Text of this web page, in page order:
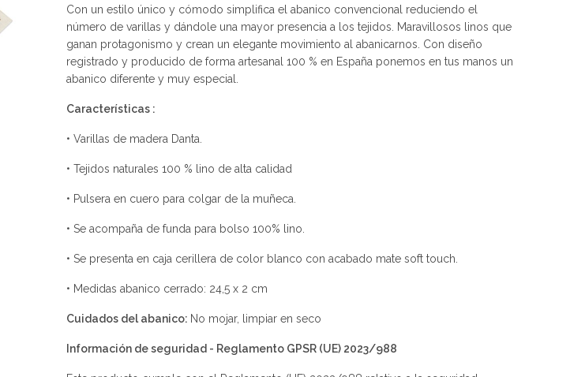
Con un estilo único y cómodo simplifica el abanico convencional reduciendo el
número de varillas y dándole una mayor presencia a los tejidos. Maravillosos linos que
ganan protagonismo y crean un elegante movimiento al abanicarnos. Con diseño
registrado y producido de forma artesanal 100 % en España ponemos en tus manos un
abanico diferente y muy especial.
Características :
• Varillas de madera Danta.
• Tejidos naturales 100 % lino de alta calidad
• Pulsera en cuero para colgar de la muñeca.
• Se acompaña de funda para bolso 100% lino.
• Se presenta en caja cerillera de color blanco con acabado mate soft touch.
• Medidas abanico cerrado: 24,5 x 2 cm
Cuidados del abanico: No mojar, limpiar en seco
Información de seguridad - Reglamento GPSR (UE) 2023/988